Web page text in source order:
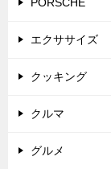
エクササイズ
クッキング
クルマ
グルメ